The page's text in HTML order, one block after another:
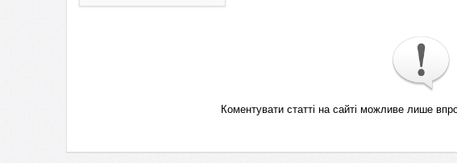
Коментувати статті на сайті можливе лише